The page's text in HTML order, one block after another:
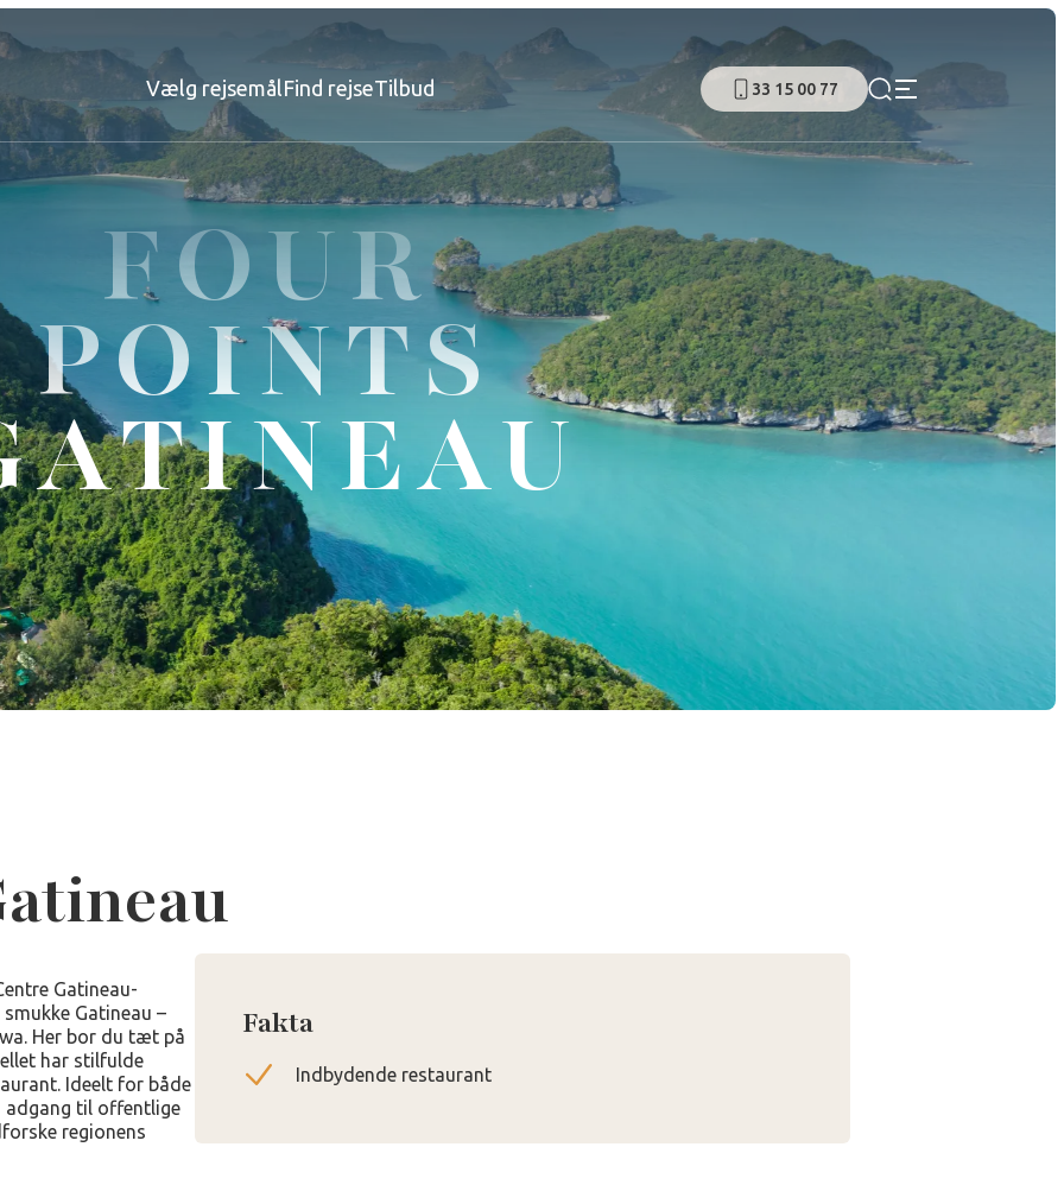
Vælg rejsemålFind rejseTilbud 33 15 00 77
FOUR
POINTS
Gatineau-
Gatineau –
Her bor du tæt på
har stilfulde
Ideelt for både
adgang til offentlige
regionens
Fakta
Indbydende restaurant